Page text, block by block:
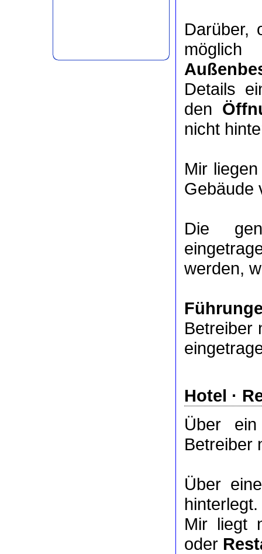
Darüber,
Details
den
nicht
Mir
Gebäude
Die
werden,
Betreiber
Hotel ·
Über
Betreiber
Über
hinterlegt.
Mir liegt
oder